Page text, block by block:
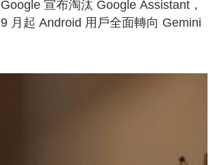
Google 宣布淘汰 Google Assistant，
9 月起 Android 用戶全面轉向 Gemini